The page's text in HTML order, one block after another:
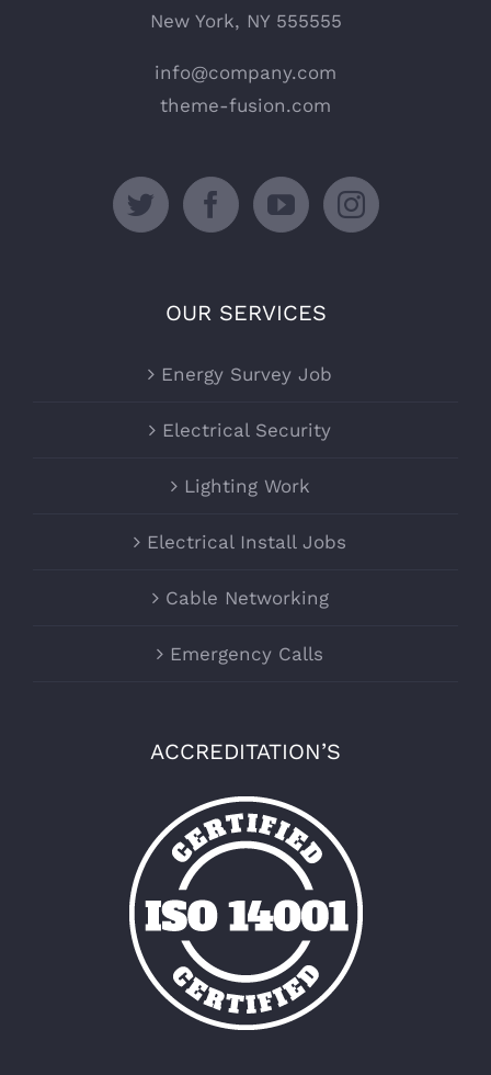
New York, NY 555555
info@company.com
theme-fusion.com
OUR SERVICES
Energy Survey Job
Electrical Security
Lighting Work
Electrical Install Jobs
Cable Networking
Emergency Calls
ACCREDITATION’S